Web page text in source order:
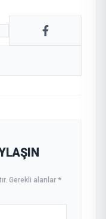
Gerekli alanlar *